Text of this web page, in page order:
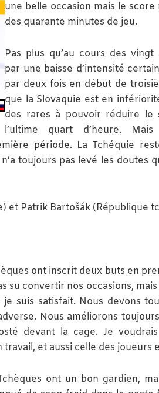
une belle occasion mais le score
des quarante minutes de jeu.
Pas plus qu’au cours des vingt
par une baisse d’intensité
par deux fois en début de
que la Slovaquie est en
des rares à pouvoir réduire le
l’ultime quart d’heure.
période. La Tchéquie
toujours pas levé les doutes
et Patrik Bartošák (République
ont inscrit deux buts en
su convertir nos occasions,
suis satisfait. Nous devons
Nous améliorons
devant la cage. Je
et aussi celle des joueurs
ont un bon gardien,